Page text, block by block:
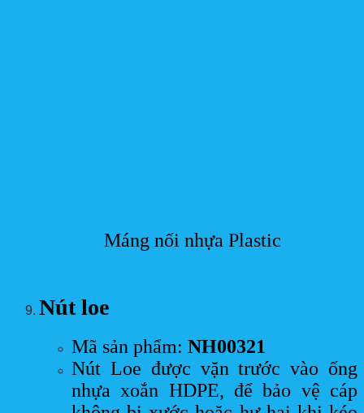
Máng nối nhựa Plastic
Nút loe
Mã sản phẩm: NH00321
Nút Loe được vặn trước vào ống
nhựa xoắn HDPE, để bảo vệ cáp